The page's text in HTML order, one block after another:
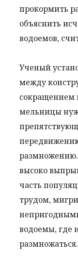
прокормить
объяснить
водоемов,
Ученый
между
сокращением
мельницы
размножению.
высоко
часть
трудом,
водоемы, где
размножаться.